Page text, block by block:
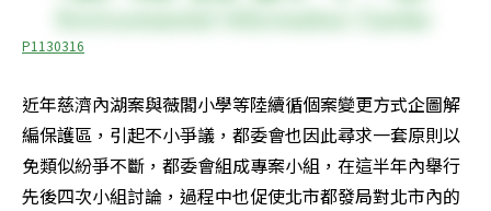
P1130316
近年慈濟內湖案與薇閣小學等陸續循個案變更方式企圖解
編保護區，引起不小爭議，都委會也因此尋求一套原則以
免類似紛爭不斷，都委會組成專案小組，在這半年內舉行
先後四次小組討論，過程中也促使北市都發局對北市內的